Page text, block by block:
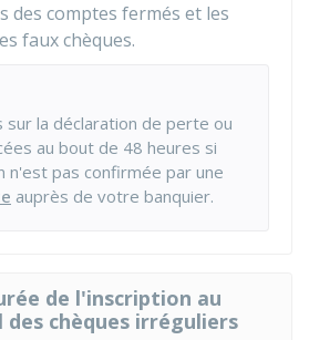
des comptes fermés et les
faux chèques.
sur la déclaration de perte ou
au bout de 48 heures si
n'est pas confirmée par une
auprès de votre banquier.
de l'inscription au
chèques irréguliers